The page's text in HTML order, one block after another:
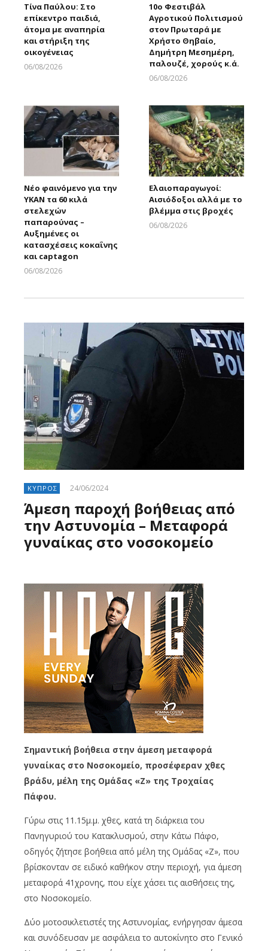
Τίνα Παύλου: Στο
επίκεντρο παιδιά,
άτομα με αναπηρία
και στήριξη της
οικογένειας
06/08/2026
10ο Φεστιβάλ
Αγροτικού Πολιτισμού
στον Πρωταρά με
Χρήστο Θηβαίο,
Δημήτρη Μεσημέρη,
παλουζέ, χορούς κ.ά.
06/08/2026
Νέο φαινόμενο για την
ΥΚΑΝ τα 60 κιλά
στελεχών
παπαρούνας –
Αυξημένες οι
κατασχέσεις κοκαΐνης
και captagon
06/08/2026
Ελαιοπαραγωγοί:
Αισιόδοξοι αλλά με το
βλέμμα στις βροχές
06/08/2026
ΚΥΠΡΟΣ 24/06/2024
Άμεση παροχή βοήθειας από
την Αστυνομία – Μεταφορά
γυναίκας στο νοσοκομείο
Σημαντική βοήθεια στην άμεση μεταφορά
γυναίκας στο Νοσοκομείο, προσέφεραν χθες
βράδυ, μέλη της Ομάδας «Ζ» της Τροχαίας
Πάφου.
Γύρω στις 11.15μ.μ. χθες, κατά τη διάρκεια του
Πανηγυριού του Κατακλυσμού, στην Κάτω Πάφο,
οδηγός ζήτησε βοήθεια από μέλη της Ομάδας «Ζ», που
βρίσκονταν σε ειδικό καθήκον στην περιοχή, για άμεση
μεταφορά 41χρονης, που είχε χάσει τις αισθήσεις της,
στο Νοσοκομείο.
Δύο μοτοσικλετιστές της Αστυνομίας, ενήργησαν άμεσα
και συνόδευσαν με ασφάλεια το αυτοκίνητο στο Γενικό